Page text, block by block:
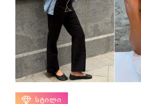
ᲡᲢᲘᲚᲘ